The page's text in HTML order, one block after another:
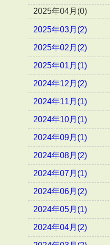
2025年04月(0)
2025年03月(2)
2025年02月(2)
2025年01月(1)
2024年12月(2)
2024年11月(1)
2024年10月(1)
2024年09月(1)
2024年08月(2)
2024年07月(1)
2024年06月(2)
2024年05月(1)
2024年04月(2)